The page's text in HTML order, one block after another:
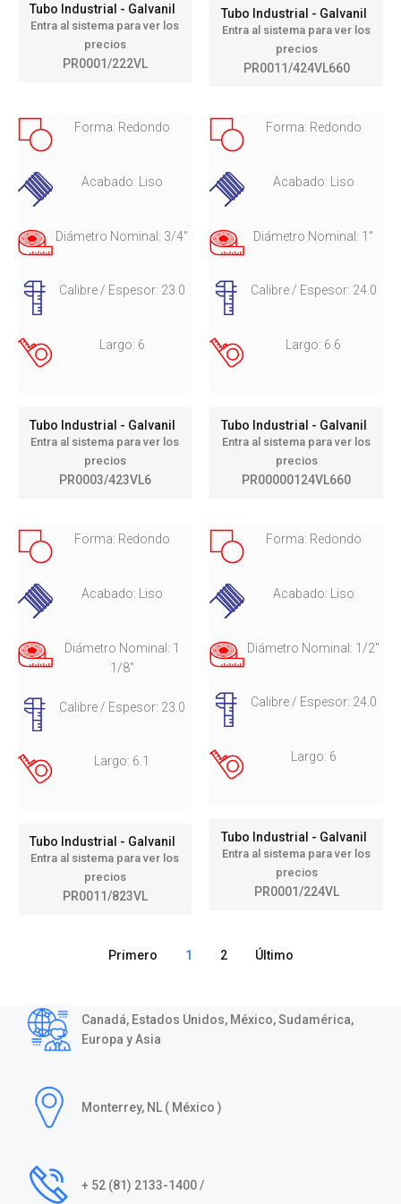
Tubo Industrial - Galvanil
Entra al sistema para ver los
precios
PR0001/222VL
Tubo Industrial - Galvanil
Entra al sistema para ver los
precios
PR0011/424VL660
Forma: Redondo
Acabado: Liso
Diámetro Nominal: 3/4"
Calibre / Espesor: 23.0
Largo: 6
Tubo Industrial - Galvanil
Entra al sistema para ver los
precios
PR0003/423VL6
Forma: Redondo
Acabado: Liso
Diámetro Nominal: 1"
Calibre / Espesor: 24.0
Largo: 6.6
Tubo Industrial - Galvanil
Entra al sistema para ver los
precios
PR00000124VL660
Forma: Redondo
Acabado: Liso
Diámetro Nominal: 1
1/8"
Calibre / Espesor: 23.0
Largo: 6.1
Tubo Industrial - Galvanil
Entra al sistema para ver los
precios
PR0011/823VL
Forma: Redondo
Acabado: Liso
Diámetro Nominal: 1/2"
Calibre / Espesor: 24.0
Largo: 6
Tubo Industrial - Galvanil
Entra al sistema para ver los
precios
PR0001/224VL
Primero 1 2 Último
Canadá, Estados Unidos, México, Sudamérica,
Europa y Asia
Monterrey, NL ( México )
+ 52 (81) 2133-1400 /